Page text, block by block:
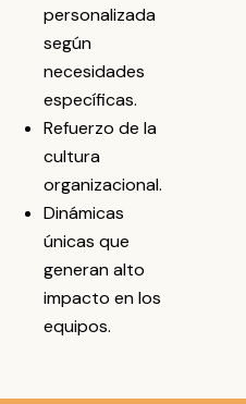
personalizada
según
necesidades
específicas.
Refuerzo de la
cultura
organizacional.
Dinámicas
únicas que
generan alto
impacto en los
equipos.